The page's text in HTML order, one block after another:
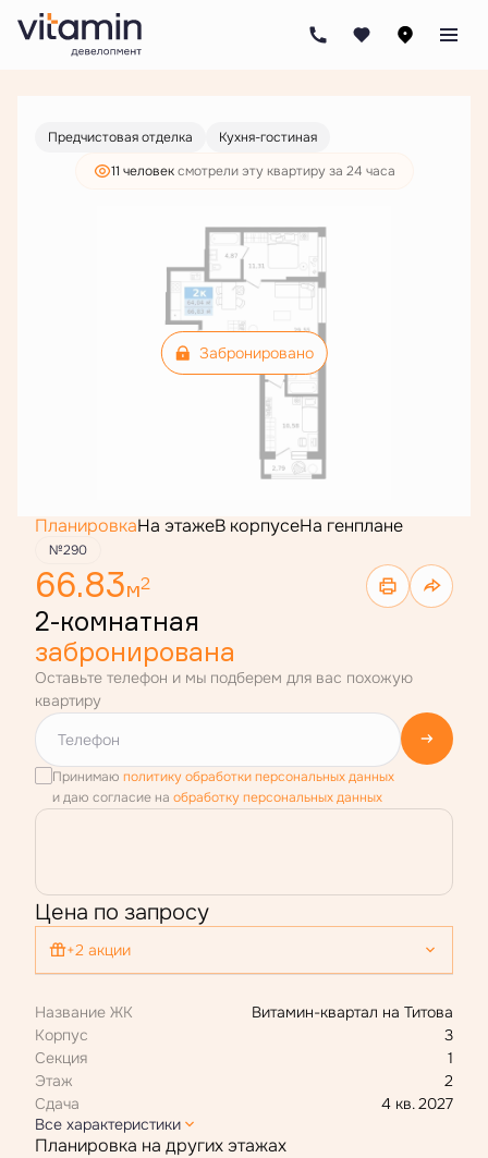
2-комнатная Цена по запросу
Предчистовая отделка
Кухня-гостиная
11 человексмотрели эту квартиру за 24 часа
Забронировано
ПланировкаНа этажеВ корпусеНа генплане
№290
66.83м2
2-комнатная
забронирована
Оставьте телефон и мы подберем для вас похожую
квартиру
Принимаю политику обработки персональных данных
и даю согласие на обработку персональных данных
Цена по запросу
+2 акции
Название ЖК
Витамин-квартал на Титова
Корпус
3
Секция
1
Этаж
2
Сдача
4 кв. 2027
Все характеристики
Планировка на других этажах